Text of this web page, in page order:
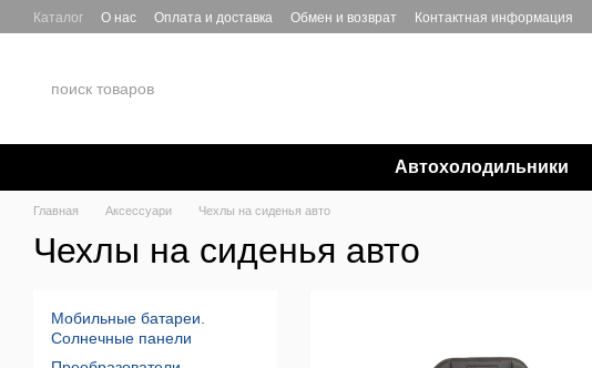
Перейти к основному контенту
Каталог О нас Оплата и доставка Обмен и возврат Контактная информация
Автохолодильники
Главная Аксессуари Чехлы на сиденья авто
Чехлы на сиденья авто
Мобильные батареи.
Солнечные панели